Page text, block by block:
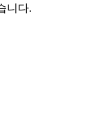
니다.